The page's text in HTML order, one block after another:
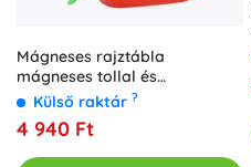
Mágneses rajztábla
mágneses tollal és
pecsétekkel
Külső raktár ?
4 940 Ft